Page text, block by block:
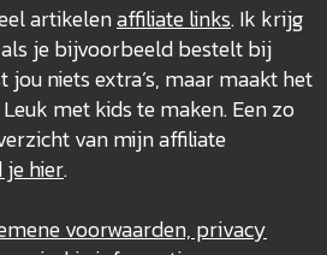
artikelenaffiliate links. Ik krijg
je bijvoorbeeld bestelt bij
jou niets extra’s, maar maakt het
met kids te maken. Een zo
van mijn affiliate
je hier.
voorwaarden, privacy